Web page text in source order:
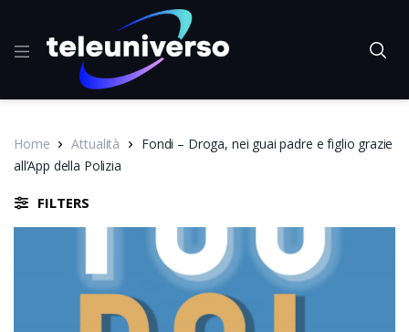
Home Attualità
Fondi – Droga, nei guai padre e figlio grazie
all’App della Polizia
FILTERS